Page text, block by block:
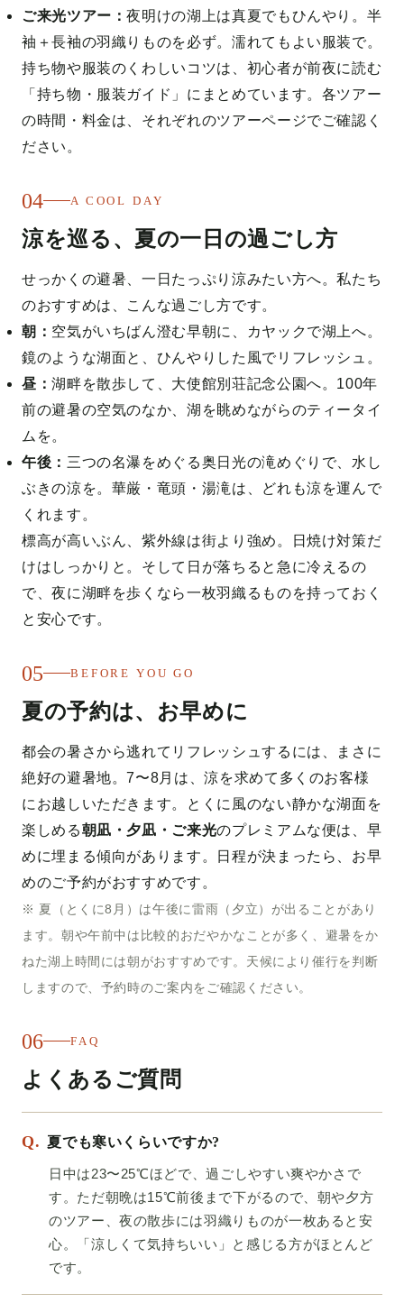
ご来光ツアー：夜明けの湖上は真夏でもひんやり。半
袖＋長袖の羽織りものを必ず。濡れてもよい服装で。
持ち物や服装のくわしいコツは、 初心者が前夜に読む
「持ち物・服装ガイド」 にまとめています。各ツアー
の時間・料金は、それぞれのツアーページでご確認く
ださい。
04 A COOL DAY
涼を巡る、夏の一日の過ごし方
せっかくの避暑、一日たっぷり涼みたい方へ。私たち
のおすすめは、こんな過ごし方です。
朝： 空気がいちばん澄む早朝に、カヤックで湖上へ。
鏡のような湖面と、ひんやりした風でリフレッシュ。
昼：湖畔を散歩して、大使館別荘記念公園へ。100年
前の避暑の空気のなか、湖を眺めながらのティータイ
ムを。
午後： 三つの名瀑をめぐる奥日光の滝めぐり で、水し
ぶきの涼を。華厳・竜頭・湯滝は、どれも涼を運んで
くれます。
標高が高いぶん、紫外線は街より強め。日焼け対策だ
けはしっかりと。そして日が落ちると急に冷えるの
で、夜に湖畔を歩くなら一枚羽織るものを持っておく
と安心です。
05 BEFORE YOU GO
夏の予約は、お早めに
都会の暑さから逃れてリフレッシュするには、まさに
絶好の避暑地。7〜8月は、涼を求めて多くのお客様
にお越しいただきます。とくに風のない静かな湖面を
楽しめる朝凪・夕凪・ご来光のプレミアムな便は、早
めに埋まる傾向があります。日程が決まったら、お早
めのご予約がおすすめです。
※ 夏（とくに8月）は午後に雷雨（夕立）が出ることがあり
ます。朝や午前中は比較的おだやかなことが多く、避暑をか
ねた湖上時間には朝がおすすめです。天候により催行を判断
しますので、予約時のご案内をご確認ください。
06 FAQ
よくあるご質問
Q. 夏でも寒いくらいですか?
日中は23〜25℃ほどで、過ごしやすい爽やかさで
す。ただ朝晩は15℃前後まで下がるので、朝や夕方
のツアー、夜の散歩には羽織りものが一枚あると安
心。「涼しくて気持ちいい」と感じる方がほとんど
です。